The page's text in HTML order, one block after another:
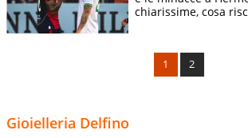
chiarissime, cosa
1 2
Gioielleria Delfino